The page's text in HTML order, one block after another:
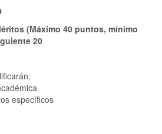
(Máximo 40 puntos, mínimo
20
específicos